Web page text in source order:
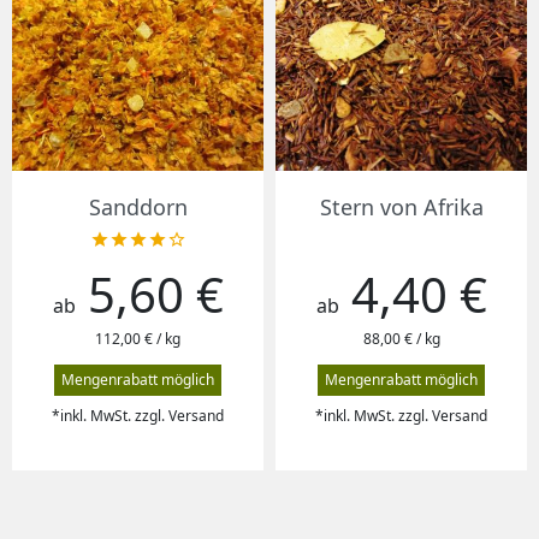
Sanddorn

Preis
ab 5,60 €
112,00 € / kg
Mengenrabatt möglich
*inkl. MwSt. zzgl. Versand
Stern von Afrika
Preis
ab 4,40 €
88,00 € / kg
Mengenrabatt möglich
*inkl. MwSt. zzgl. Versand